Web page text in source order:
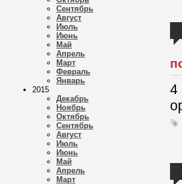
Сентябрь
Август
Июль
Июнь
Май
Апрель
Март
Февраль
Январь
2015
Декабрь
Ноябрь
Октябрь
Сентябрь
Август
Июль
Июнь
Май
Апрель
Март
4